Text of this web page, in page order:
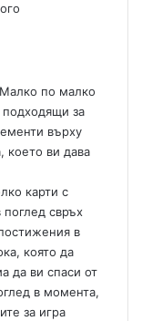
по малко
за
върху
което ви дава
карти с
поглед свръх
в
която да
да ви спаси от
в момента,
за игра